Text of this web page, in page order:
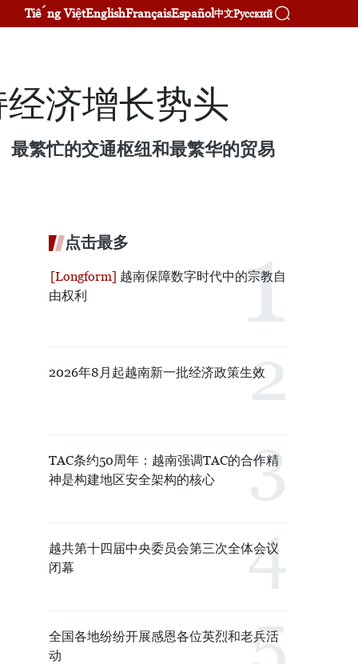
Tiếng ViệtEnglishFrançaisEspañol中文Русский
济增长势头
最繁忙的交通枢纽和最繁华的贸易
点击最多
越南保障数字时代中的宗教自
由权利
2026年8月起越南新一批经济政策生效
TAC条约50周年：越南强调TAC的合作精
神是构建地区安全架构的核心
越共第十四届中央委员会第三次全体会议
闭幕
全国各地纷纷开展感恩各位英烈和老兵活
动